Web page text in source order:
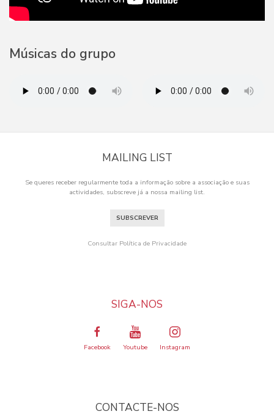
Músicas do grupo
MAILING LIST
Se queres receber regularmente toda a informação sobre a associação e suas
actividades, subscreve já a nossa mailing list.
SUBSCREVER
Consultar Política de Privacidade
SIGA-NOS
Facebook Youtube Instagram
CONTACTE-NOS